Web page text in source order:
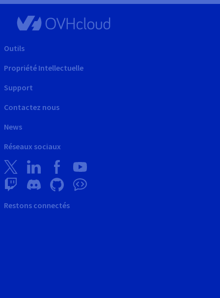
Outils
Propriété Intellectuelle
Support
Contactez nous
News
Réseaux sociaux
Restons connectés